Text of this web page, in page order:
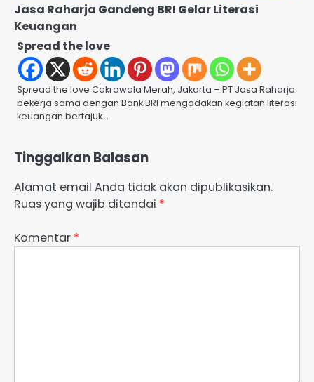
Jasa Raharja Gandeng BRI Gelar Literasi
Keuangan
Spread the love
Spread the love Cakrawala Merah, Jakarta – PT Jasa Raharja
bekerja sama dengan Bank BRI mengadakan kegiatan literasi
keuangan bertajuk…
Tinggalkan Balasan
Alamat email Anda tidak akan dipublikasikan.
Ruas yang wajib ditandai *
Komentar *